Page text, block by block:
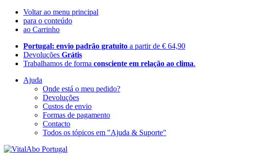
Voltar ao menu principal
para o conteúdo
ao Carrinho
Portugal: envio padrão gratuito a partir de € 64,90
Devoluções Grátis
Trabalhamos de forma consciente em relação ao clima.
Ajuda
Onde está o meu pedido?
Devoluções
Custos de envio
Formas de pagamento
Contacto
Todos os tópicos em "Ajuda & Suporte"